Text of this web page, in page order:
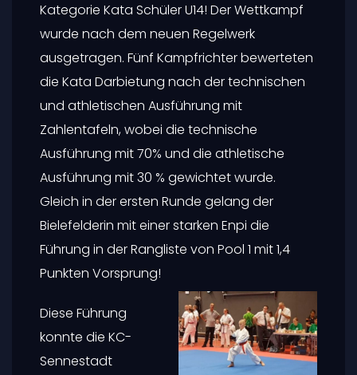
Kategorie Kata Schüler U14! Der Wettkampf
wurde nach dem neuen Regelwerk
ausgetragen. Fünf Kampfrichter bewerteten
die Kata Darbietung nach der technischen
und athletischen Ausführung mit
Zahlentafeln, wobei die technische
Ausführung mit 70% und die athletische
Ausführung mit 30 % gewichtet wurde.
Gleich in der ersten Runde gelang der
Bielefelderin mit einer starken Enpi die
Führung in der Rangliste von Pool 1 mit 1,4
Punkten Vorsprung!
Diese Führung
konnte die KC-
Sennestadt